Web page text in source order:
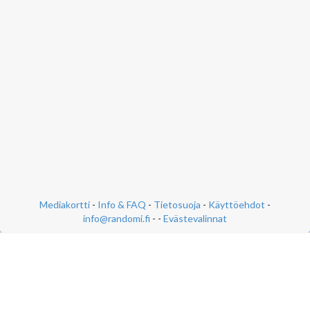
Mediakortti - Info & FAQ - Tietosuoja - Käyttöehdot -
info@randomi.fi - - Evästevalinnat